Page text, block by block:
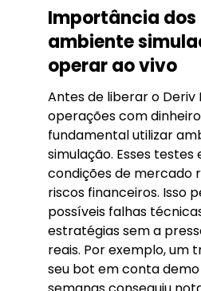
Importância dos
ambiente
operar ao vivo
Antes de liberar o Deriv
operações com
fundamental utilizar
simulação. Esses
condições de mercado
riscos financeiros. Isso
possíveis falhas
estratégias sem a
reais. Por exemplo, um
seu bot em conta